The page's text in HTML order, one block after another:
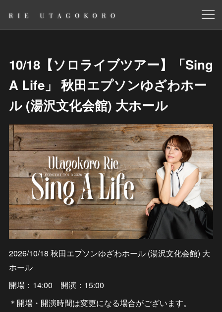
10/18【ソロライブツアー】「Sing
A Life」 秋田エプソンゆざわホー
ル (湯沢文化会館) 大ホール
2026/10/18 秋田エプソンゆざわホール (湯沢文化会館) 大
ホール
開場：14:00 開演：15:00
＊開場・開演時間は変更になる場合がございます。